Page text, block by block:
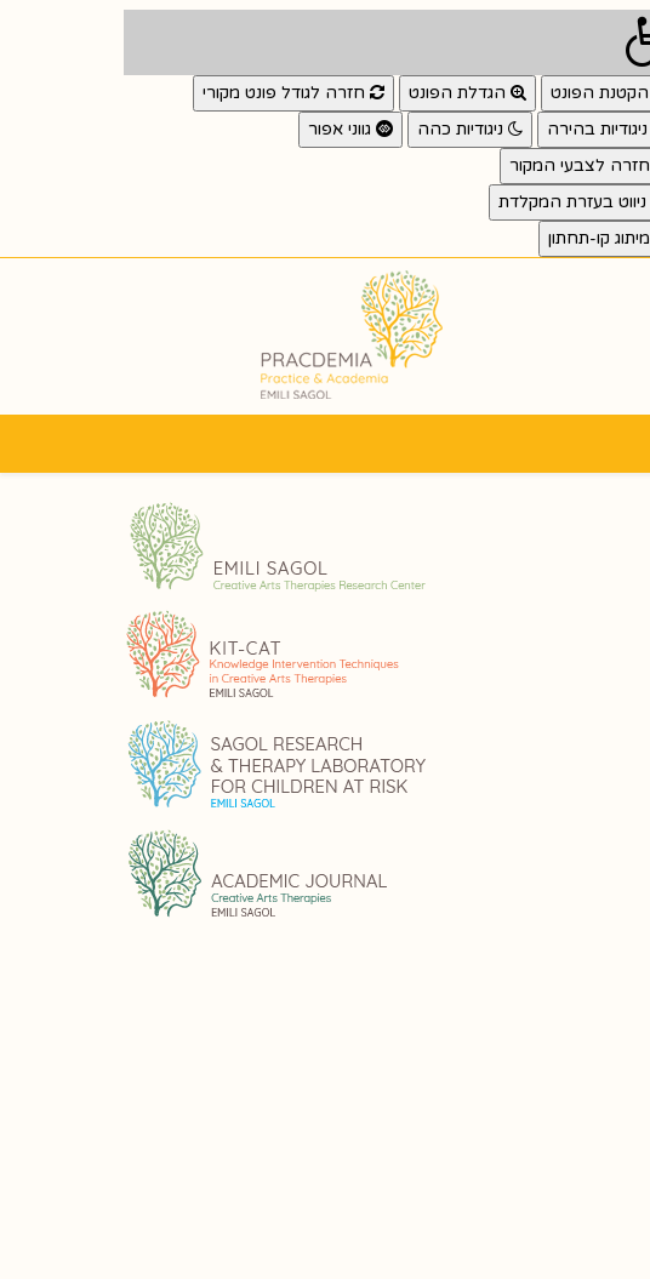
הקטנת הפונט הגדלת הפונט
חזרה לגודל פונט מקורי
ניגודיות בהירה
ניגודיות כהה
גווני אפור
חזרה לצבעי המקור
ניווט בעזרת המקלדת
מיתוג קו-תחתון